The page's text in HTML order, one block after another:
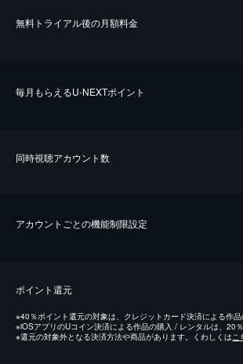
無料トライアル後の⽉額料金
毎⽉もらえるU-NEXTポイント
同時視聴アカウント数
アカウントごとの機能制限設定
ポイント還元
※40％ポイント還元の対象は、クレジットカード決済による作品
※iOSアプリのUコイン決済による作品の購入 / レンタルは、20％
※還元の対象外となる決済方法や商品があります。くわしくはこ